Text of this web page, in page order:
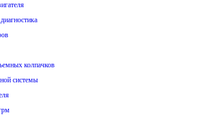
колпачков
системы